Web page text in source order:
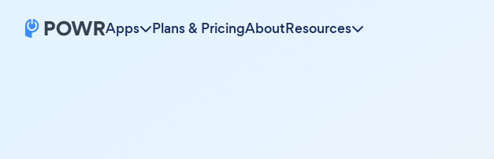
Apps Plans & PricingAboutResources